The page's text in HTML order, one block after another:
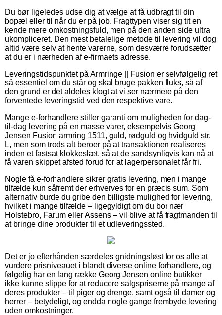
Du bør ligeledes udse dig at vælge at få udbragt til din
bopæl eller til når du er på job. Fragttypen viser sig tit en
kende mere omkostningsfuld, men på den anden side ultra
ukompliceret. Den mest betalelige metode til levering vil dog
altid være selv at hente varerne, som desværre forudsætter
at du er i nærheden af e-firmaets adresse.
Leveringstidspunktet på Armringe || Fusion er selvfølgelig ret
så essentiel om du står og skal bruge pakken fluks, så af
den grund er det aldeles klogt at vi ser nærmere på den
forventede leveringstid ved den respektive vare.
Mange e-forhandlere stiller garanti om muligheden for dag-
til-dag levering på en masse varer, eksempelvis Georg
Jensen Fusion armring 1511, guld, rødguld og hvidguld str.
L, men som trods alt beroer på at transaktionen realiseres
inden et fastsat klokkeslæt, så at de sandsynligvis kan nå at
få varen skippet afsted forud for at lagerpersonalet får fri.
Nogle få e-forhandlere sikrer gratis levering, men i mange
tilfælde kun såfremt der erhverves for en præcis sum. Som
alternativ burde du gribe den billigste mulighed for levering,
hvilket i mange tilfælde – ligegyldigt om du bor nær
Holstebro, Farum eller Assens – vil blive at få fragtmanden til
at bringe dine produkter til et udleveringssted.
Det er jo efterhånden særdeles gnidningsløst for os alle at
vurdere prisniveauet i blandt diverse online forhandlere, og
følgelig har en lang række Georg Jensen online butikker
ikke kunne slippe for at reducere salgspriserne på mange af
deres produkter – til piger og drenge, samt også til damer og
herrer – betydeligt, og endda nogle gange frembyde levering
uden omkostninger.